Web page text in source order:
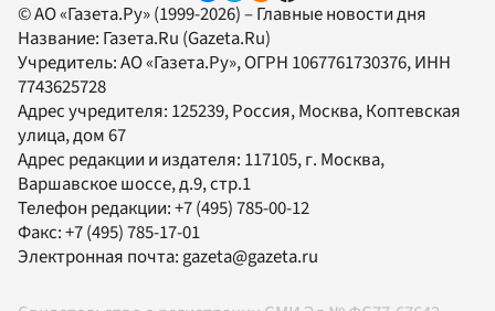
© АО «Газета.Ру» (1999-2026) – Главные новости дня
Название: Газета.Ru (Gazeta.Ru)
Учредитель:АО «Газета.Ру», ОГРН 1067761730376, ИНН
7743625728
Адрес учредителя: 125239, Россия, Москва, Коптевская
улица, дом 67
Адрес редакции и издателя: 117105, г. Москва,
Варшавское шоссе, д.9, стр.1
Телефон редакции:+7 (495) 785-00-12
Факс:+7 (495) 785-17-01
Электронная почта:gazeta@gazeta.ru